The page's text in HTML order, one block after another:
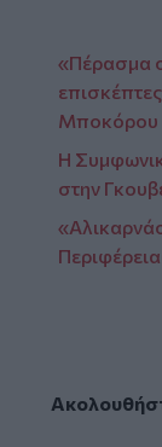
«Πέρασμα
Μποκόρου
Η
στην